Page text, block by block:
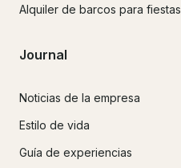
Alquiler de barcos para fiestas
Journal
Noticias de la empresa
Estilo de vida
Guía de experiencias